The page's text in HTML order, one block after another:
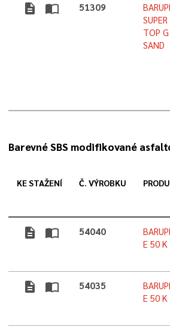
description import_contacts 51309
SUPER
TOP
SAND
Barevné SBS modifikované
KE STAŽENÍ Č. VÝROBKU
description import_contacts 54040
E 50 K
description import_contacts 54035
E 50 K